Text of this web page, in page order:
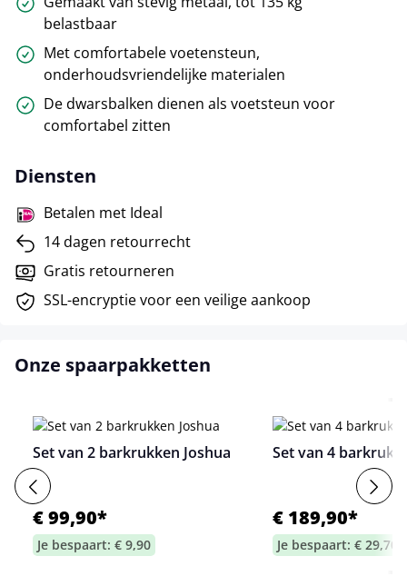
belastbaar
Met comfortabele voetensteun,
onderhoudsvriendelijke materialen
De dwarsbalken dienen als voetsteun voor
comfortabel zitten
Diensten
Betalen met Ideal
14 dagen retourrecht
Gratis retourneren
SSL-encryptie voor een veilige aankoop
Onze spaarpakketten
Set van 2 barkrukken Joshua
€ 99,90*
Je bespaart: € 9,90
Set van 4
€ 189,90*
Je bespaart: € 29,70